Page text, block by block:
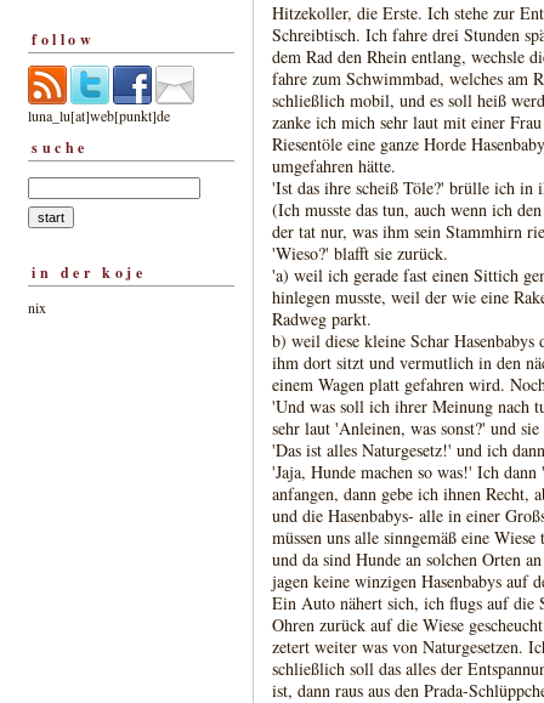
follow
luna_lu[at]web[punkt]de
suche
in der koje
nix
Hitzekoller, die Erste. Ich stehe zur
Schreibtisch. Ich fahre drei Stunden
dem Rad den Rhein entlang, wechsle
fahre zum Schwimmbad, welches am
schließlich mobil, und es soll heiß
zanke ich mich sehr laut mit einer
Riesentöle eine ganze Horde
umgefahren hätte.
'Ist das ihre scheiß Töle?' brülle ich in
(Ich musste das tun, auch wenn ich
der tat nur, was ihm sein Stammhirn
'Wieso?' blafft sie zurück.
'a) weil ich gerade fast einen Sittich
hinlegen musste, weil der wie eine
Radweg parkt.
b) weil diese kleine Schar
ihm dort sitzt und vermutlich in den
einem Wagen platt gefahren wird.
'Und was soll ich ihrer Meinung nach
sehr laut 'Anleinen, was sonst?' und sie
'Das ist alles Naturgesetz!' und ich
'Jaja, Hunde machen so was!' Ich
anfangen, dann gebe ich ihnen
und die Hasenbabys- alle in einer
müssen uns alle sinngemäß eine
und da sind Hunde an solchen Orten
jagen keine winzigen Hasenbabys auf
Ein Auto nähert sich, ich flugs auf die
Ohren zurück auf die Wiese
zetert weiter was von Naturgesetzen.
schließlich soll das alles der
ist, dann raus aus den Prada-